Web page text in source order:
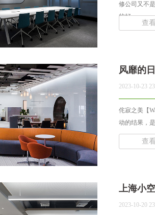
修公司又不
的好... ...
查
风靡的
2023-10-23
侘寂之美【
动的结果，
查
上海小
2023-10-20